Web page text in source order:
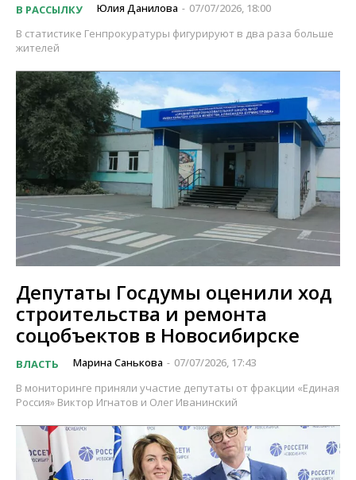
В РАССЫЛКУ Юлия Данилова - 07/07/2026, 18:00
В статистике Генпрокуратуры фигурируют в два раза больше
жителей
Депутаты Госдумы оценили ход
строительства и ремонта
соцобъектов в Новосибирске
ВЛАСТЬ Марина Санькова - 07/07/2026, 17:43
В мониторинге приняли участие депутаты от фракции «Единая
Россия» Виктор Игнатов и Олег Иванинский